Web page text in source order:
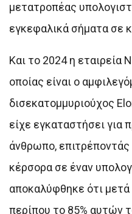
μετατροπέας
εγκεφαλικά σήματα σε
Και το 2024 η εταιρεία
οποίας είναι ο
δισεκατομμυριούχος
είχε εγκαταστήσει
άνθρωπο, επιτρέποντάς
κέρσορα σε έναν
αποκαλύφθηκε ότι μετά
περίπου το 85% αυτών